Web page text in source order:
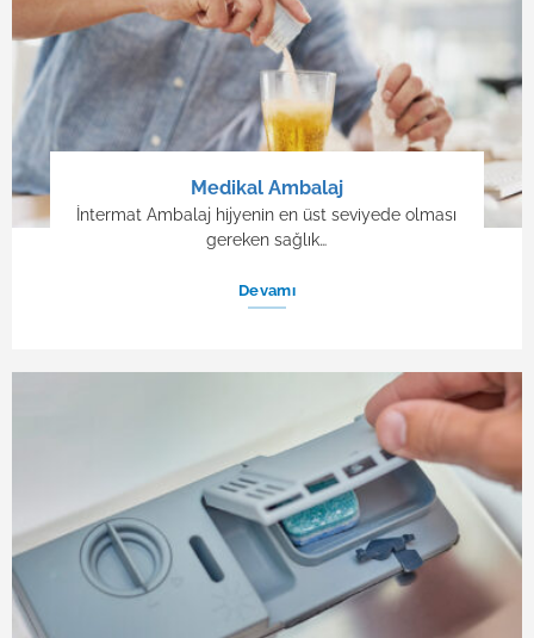
Medikal Ambalaj
İntermat Ambalaj hijyenin en üst seviyede olması
gereken sağlık…
Devamı